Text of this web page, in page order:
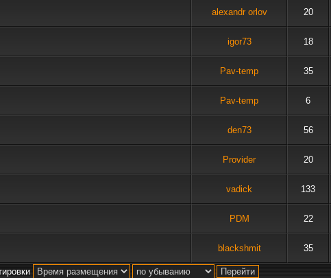
alexandr orlov 20
igor73 18
Pav-temp 35
Pav-temp 6
den73 56
Provider 20
vadick 133
PDM 22
blackshmit 35